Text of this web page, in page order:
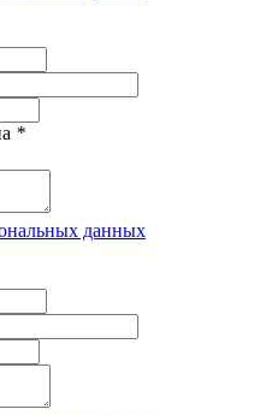
*
данных